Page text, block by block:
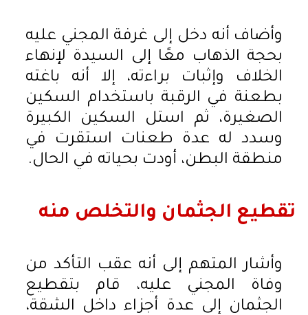
وأضاف أنه دخل إلى غرفة المجني عليه
بحجة الذهاب معًا إلى السيدة لإنهاء
الخلاف وإثبات براءته، إلا أنه باغته
بطعنة في الرقبة باستخدام السكين
الصغيرة، ثم استل السكين الكبيرة
وسدد له عدة طعنات استقرت في
منطقة البطن، أودت بحياته في الحال.
تقطيع الجثمان والتخلص منه
وأشار المتهم إلى أنه عقب التأكد من
وفاة المجني عليه، قام بتقطيع
الجثمان إلى عدة أجزاء داخل الشقة،